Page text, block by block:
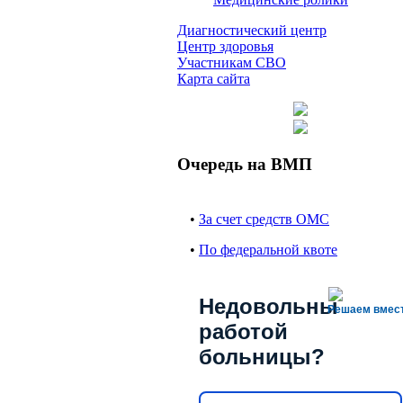
Диагностический центр
Центр здоровья
Участникам СВО
Карта сайта
Очередь на ВМП
• За счет средств ОМС
• По федеральной квоте
Решаем
Недовольны
работой
больницы?